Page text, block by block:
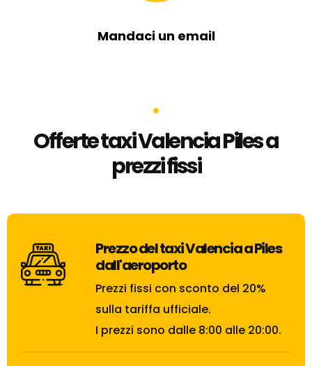
Mandaci un email
Offerte taxi Valencia Piles a
prezzi fissi
Prezzo del taxi Valencia a Piles
dall'aeroporto
Prezzi fissi con sconto del 20%
sulla tariffa ufficiale.
I prezzi sono dalle 8:00 alle 20:00.